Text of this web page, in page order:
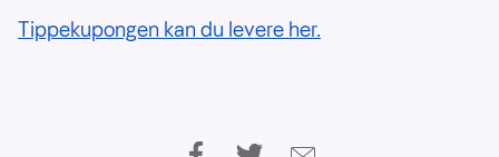
Tippekupongen kan du levere her.